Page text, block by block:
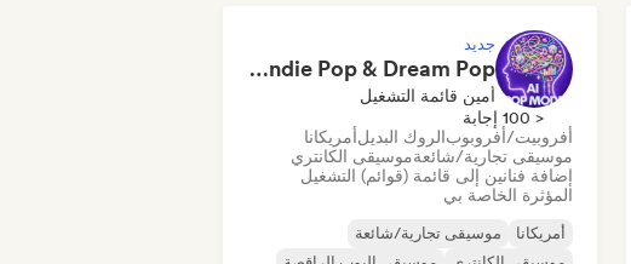
جديد
Pop Machine Mode 🤖 AI Music, Indie Pop & Dream Pop
أمين قائمة التشغيل
< 100 إجابة
أفروبيت/أفروبوبالروك البديلأمريكانا
موسيقى تجارية/شائعةموسيقى الكانتري
إضافة فنانين إلى قائمة (قوائم) التشغيل
المؤثرة الخاصة بي
أمريكانا
موسيقى تجارية/شائعة